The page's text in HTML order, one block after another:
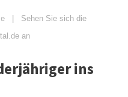
| Sehen Sie sich die
an
ins